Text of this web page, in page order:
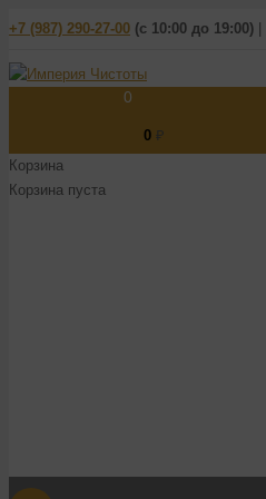
+7 (987) 290-27-00 (с 10:00 до 19:00)
0
0 ₽
Корзина
Корзина пуста